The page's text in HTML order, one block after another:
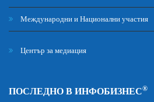
Международни и Национални участия
Център за медиация
ПОСЛЕДНО В ИНФОБИЗНЕС®